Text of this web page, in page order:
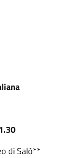
di Salò**